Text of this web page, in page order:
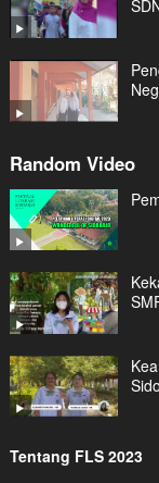
Random Video
Tentang FLS 2023